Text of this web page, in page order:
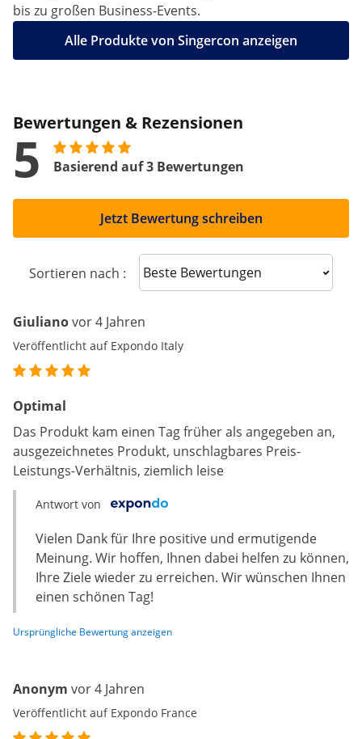
bis zu großen Business-Events.
Alle Produkte von Singercon anzeigen
Bewertungen & Rezensionen
5 Basierend auf 3 Bewertungen
Jetzt Bewertung schreiben
Sortieren nach : Sort reviews
Giulianovor 4 Jahren
Veröffentlicht auf Expondo Italy
Optimal
Das Produkt kam einen Tag früher als angegeben an,
ausgezeichnetes Produkt, unschlagbares Preis-
Leistungs-Verhältnis, ziemlich leise
Antwort von
Vielen Dank für Ihre positive und ermutigende
Meinung. Wir hoffen, Ihnen dabei helfen zu können,
Ihre Ziele wieder zu erreichen. Wir wünschen Ihnen
einen schönen Tag!
Ursprüngliche Bewertung anzeigen
Anonym vor 4 Jahren
Veröffentlicht auf Expondo France